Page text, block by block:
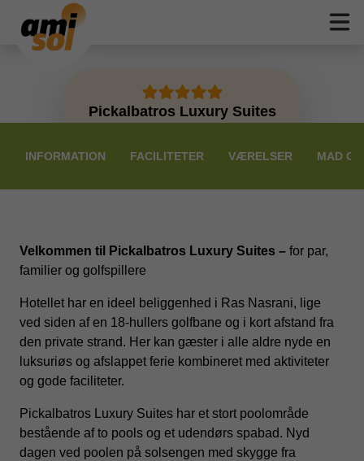
Pickalbatros Luxury Suites
INFORMATION FACILITETER VÆRELSER MAD
Velkommen til Pickalbatros Luxury Suites – for par,
familier og golfspillere
Hotellet har en ideel beliggenhed i Ras Nasrani, lige
ved siden af en 18-hullers golfbane og i kort afstand fra
den private strand. Her kan gæster i alle aldre nyde en
luksuriøs og afslappet ferie kombineret med aktiviteter
og gode faciliteter.
Pickalbatros Luxury Suites har et stort poolområde
bestående af to pools og et udendørs spabad. Nyd
dagen ved poolen på solsengen med skygge fra